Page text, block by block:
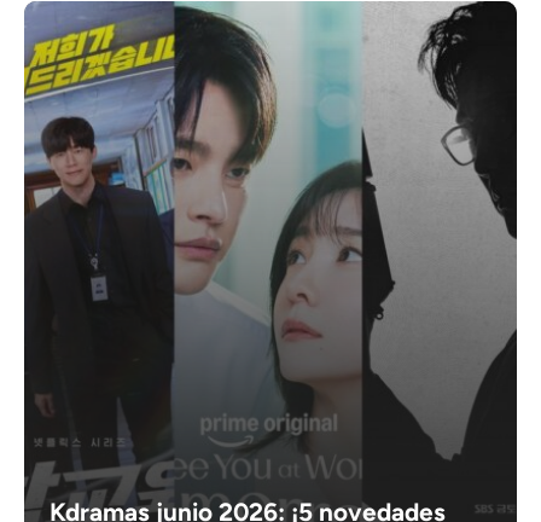
Kdramas junio 2026: ¡5 novedades